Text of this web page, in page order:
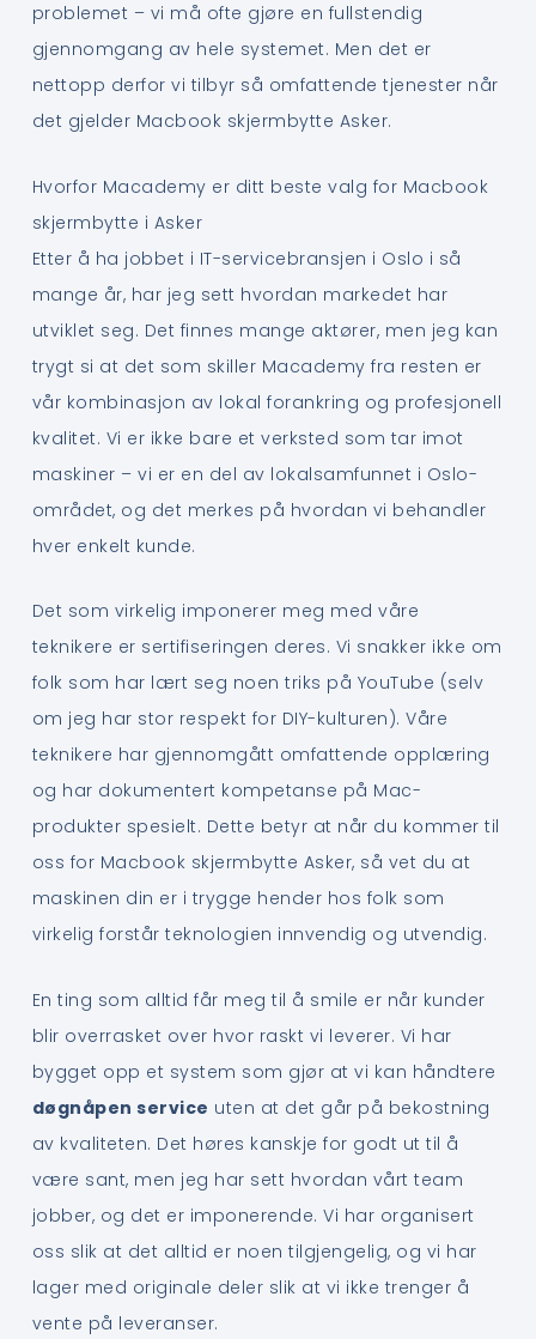
problemet – vi må ofte gjøre en fullstendig
gjennomgang av hele systemet. Men det er
nettopp derfor vi tilbyr så omfattende tjenester når
det gjelder Macbook skjermbytte Asker.
Hvorfor Macademy er ditt beste valg for Macbook
skjermbytte i Asker
Etter å ha jobbet i IT-servicebransjen i Oslo i så
mange år, har jeg sett hvordan markedet har
utviklet seg. Det finnes mange aktører, men jeg kan
trygt si at det som skiller Macademy fra resten er
vår kombinasjon av lokal forankring og profesjonell
kvalitet. Vi er ikke bare et verksted som tar imot
maskiner – vi er en del av lokalsamfunnet i Oslo-
området, og det merkes på hvordan vi behandler
hver enkelt kunde.
Det som virkelig imponerer meg med våre
teknikere er sertifiseringen deres. Vi snakker ikke om
folk som har lært seg noen triks på YouTube (selv
om jeg har stor respekt for DIY-kulturen). Våre
teknikere har gjennomgått omfattende opplæring
og har dokumentert kompetanse på Mac-
produkter spesielt. Dette betyr at når du kommer til
oss for Macbook skjermbytte Asker, så vet du at
maskinen din er i trygge hender hos folk som
virkelig forstår teknologien innvendig og utvendig.
En ting som alltid får meg til å smile er når kunder
blir overrasket over hvor raskt vi leverer. Vi har
bygget opp et system som gjør at vi kan håndtere
døgnåpen service uten at det går på bekostning
av kvaliteten. Det høres kanskje for godt ut til å
være sant, men jeg har sett hvordan vårt team
jobber, og det er imponerende. Vi har organisert
oss slik at det alltid er noen tilgjengelig, og vi har
lager med originale deler slik at vi ikke trenger å
vente på leveranser.